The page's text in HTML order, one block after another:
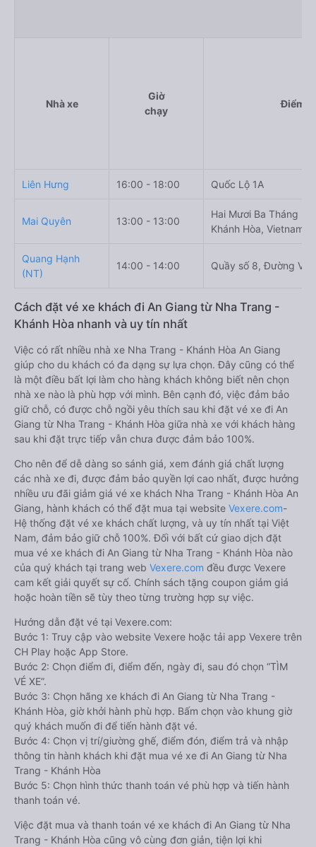
Nhà xe
Giờ
chạy
Điểm đi
Liên Hưng 16:00 - 18:00 Quốc Lộ 1A
Mai Quyên 13:00 - 13:00
Hai Mươi Ba Tháng
Khánh Hòa, Vietnam
Quang Hạnh
(NT)
14:00 - 14:00 Quầy số 8, Đường Võ
Cách đặt vé xe khách đi An Giang từ Nha Trang -
Khánh Hòa nhanh và uy tín nhất
Việc có rất nhiều nhà xe Nha Trang - Khánh Hòa An Giang
giúp cho du khách có đa dạng sự lựa chọn. Đây cũng có thể
là một điều bất lợi làm cho hàng khách không biết nên chọn
nhà xe nào là phù hợp với mình. Bên cạnh đó, việc đảm bảo
giữ chỗ, có được chỗ ngồi yêu thích sau khi đặt vé xe đi An
Giang từ Nha Trang - Khánh Hòa giữa nhà xe với khách hàng
sau khi đặt trực tiếp vẫn chưa được đảm bảo 100%.
Cho nên để dễ dàng so sánh giá, xem đánh giá chất lượng
các nhà xe đi, được đảm bảo quyền lợi cao nhất, được hưởng
nhiều ưu đãi giảm giá vé xe khách Nha Trang - Khánh Hòa An
Giang, hành khách có thể đặt mua tại website Vexere.com-
Hệ thống đặt vé xe khách chất lượng, và uy tín nhất tại Việt
Nam, đảm bảo giữ chỗ 100%. Đối với bất cứ giao dịch đặt
mua vé xe khách đi An Giang từ Nha Trang - Khánh Hòa nào
của quý khách tại trang web Vexere.com đều được Vexere
cam kết giải quyết sự cố. Chính sách tặng coupon giảm giá
hoặc hoàn tiền sẽ tùy theo từng trường hợp sự việc.
Hướng dẫn đặt vé tại Vexere.com:
Bước 1: Truy cập vào website Vexere hoặc tải app Vexere trên
CH Play hoặc App Store.
Bước 2: Chọn điểm đi, điểm đến, ngày đi, sau đó chọn “TÌM
VÉ XE”.
Bước 3: Chọn hãng xe khách đi An Giang từ Nha Trang -
Khánh Hòa, giờ khởi hành phù hợp. Bấm chọn vào khung giờ
quý khách muốn đi để tiến hành đặt vé.
Bước 4: Chọn vị trí/giường ghế, điểm đón, điểm trả và nhập
thông tin hành khách khi đặt mua vé xe đi An Giang từ Nha
Trang - Khánh Hòa
Bước 5: Chọn hình thức thanh toán vé phù hợp và tiến hành
thanh toán vé.
Việc đặt mua và thanh toán vé xe khách đi An Giang từ Nha
Trang - Khánh Hòa cũng vô cùng đơn giản, tiện lợi khi